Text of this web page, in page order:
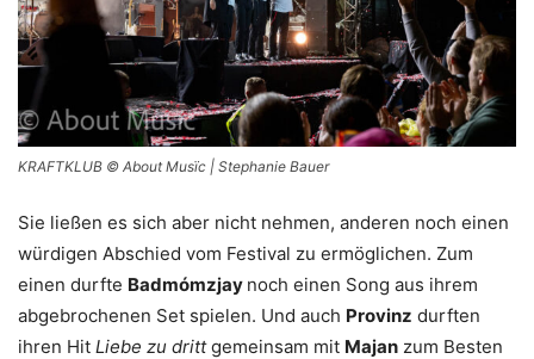
KRAFTKLUB © About Musïc | Stephanie Bauer
Sie ließen es sich aber nicht nehmen, anderen noch einen
würdigen Abschied vom Festival zu ermöglichen. Zum
einen durfte Badmómzjay noch einen Song aus ihrem
abgebrochenen Set spielen. Und auch Provinz durften
ihren Hit Liebe zu drittgemeinsam mit Majan zum Besten